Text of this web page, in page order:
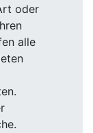
oder
alle